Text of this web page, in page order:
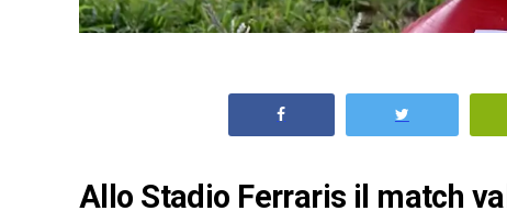
Allo Stadio Ferraris il match